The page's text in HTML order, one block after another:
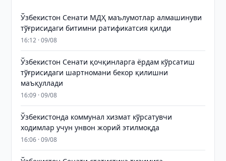
Ўзбекистон Сенати МДҲ маълумотлар алмашинуви
тўғрисидаги битимни ратификатсия қилди
16:12 · 09/08
Ўзбекистон Сенати қочқинларга ёрдам кўрсатиш
тўғрисидаги шартномани бекор қилишни
маъқуллади
16:09 · 09/08
Ўзбекистонда коммунал хизмат кўрсатувчи
ходимлар учун унвон жорий этилмоқда
16:06 · 09/08